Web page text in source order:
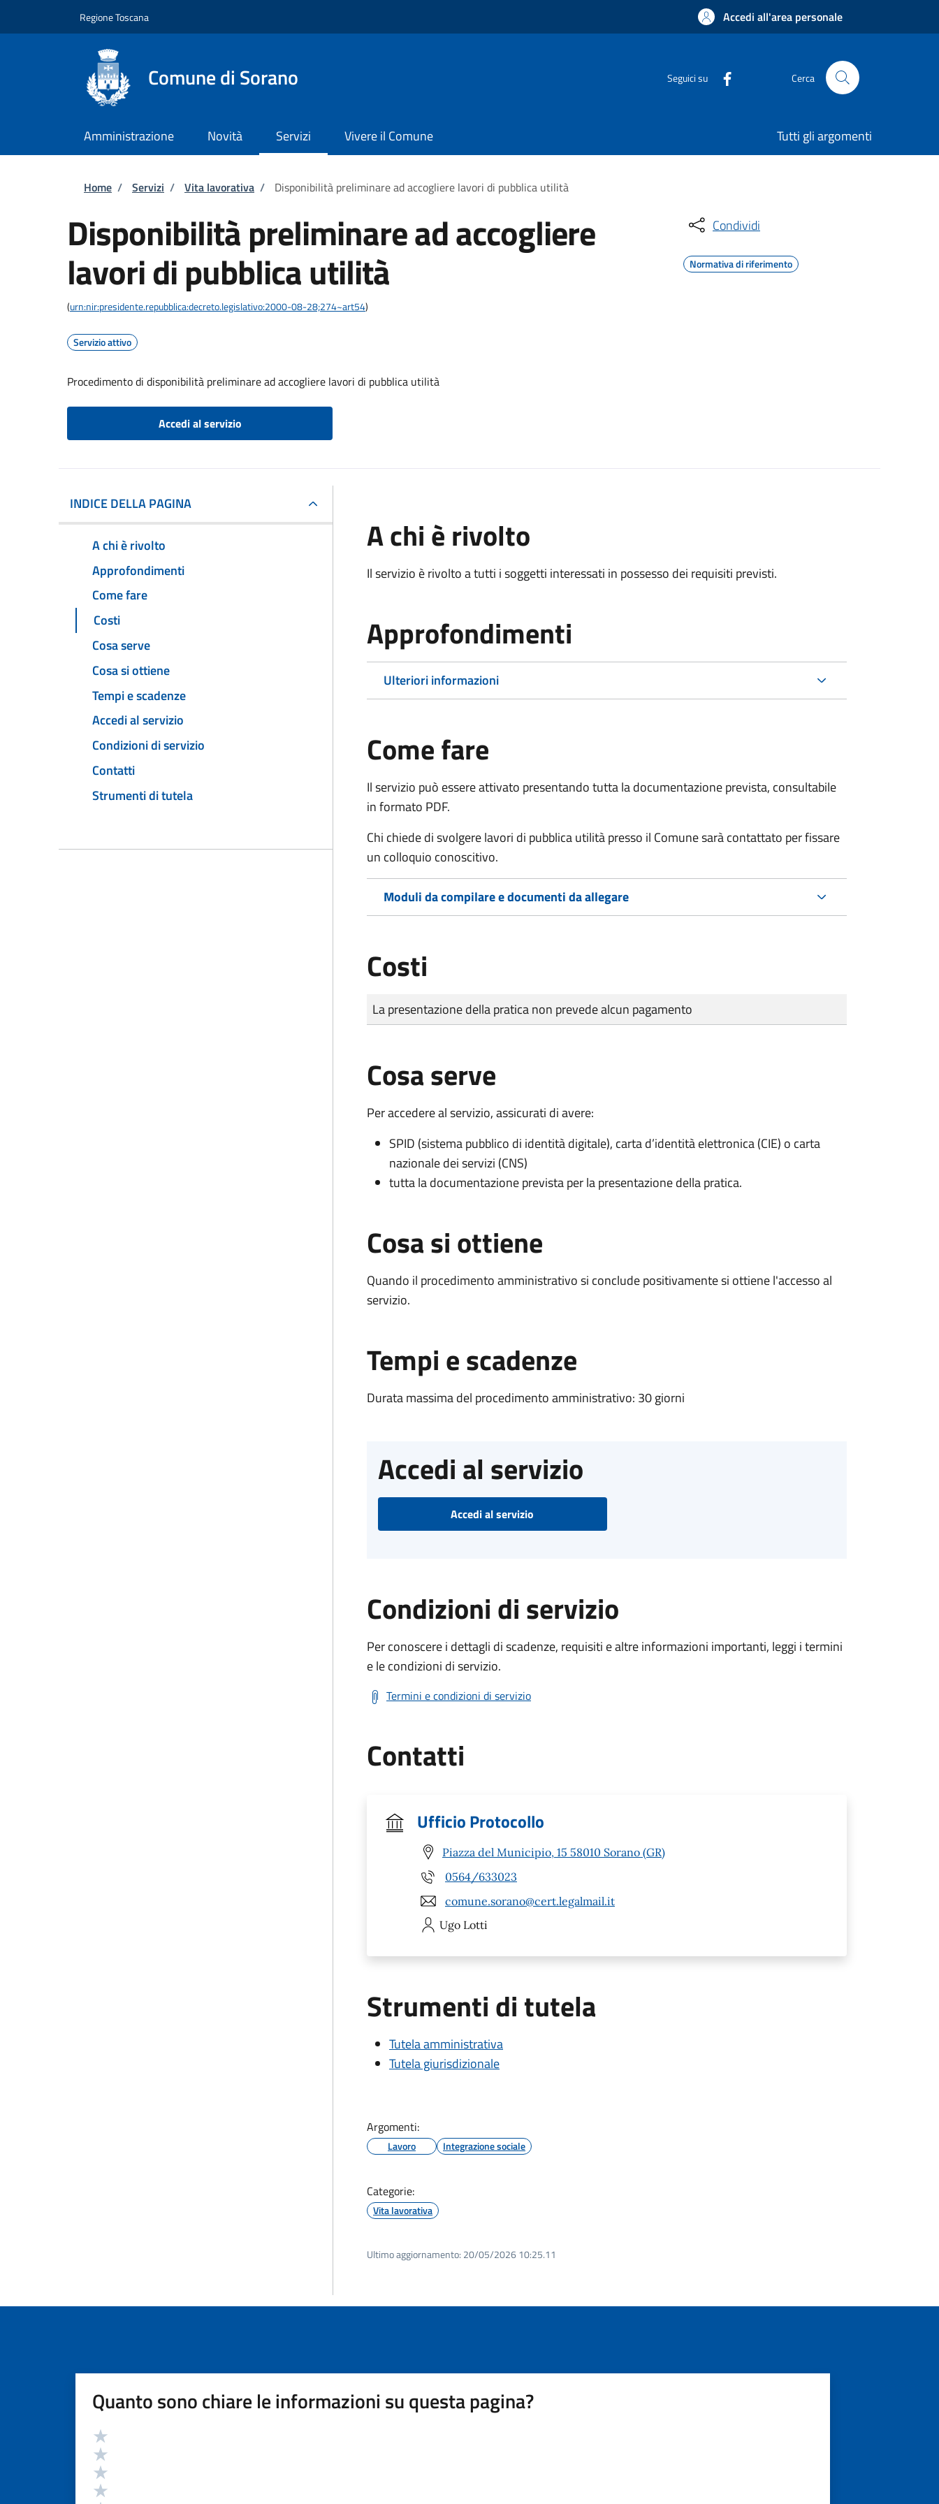
Regione Toscana Accedi all'area personale
Comune di Sorano Seguici su Cerca
Amministrazione Novità Servizi Vivere il Comune Tutti gli argomenti
Briciole di pane
Home / Servizi / Vita lavorativa / Disponibilità preliminare ad accogliere lavori di pubblica utilità
Disponibilità preliminare ad accogliere
lavori di pubblica utilità
(urn:nir:presidente.repubblica:decreto.legislativo:2000-08-28;274~art54)
Servizio attivo
Procedimento di disponibilità preliminare ad accogliere lavori di pubblica utilità
Accedi al servizio
Condividi
Normativa di riferimento
INDICE DELLA PAGINA
A chi è rivolto
Approfondimenti
Come fare
Costi
Cosa serve
Cosa si ottiene
Tempi e scadenze
Accedi al servizio
Condizioni di servizio
Contatti
Strumenti di tutela
A chi è rivolto
Il servizio è rivolto a tutti i soggetti interessati in possesso dei requisiti previsti.
Approfondimenti
Ulteriori informazioni
Come fare
Il servizio può essere attivato presentando tutta la documentazione prevista, consultabile
in formato PDF.
Chi chiede di svolgere lavori di pubblica utilità presso il Comune sarà contattato per fissare
un colloquio conoscitivo.
Moduli da compilare e documenti da allegare
Costi
Tipo di pagamento
Importo
La presentazione della pratica non prevede alcun pagamento
Cosa serve
Per accedere al servizio, assicurati di avere:
SPID (sistema pubblico di identità digitale), carta d’identità elettronica (CIE) o carta
nazionale dei servizi (CNS)
tutta la documentazione prevista per la presentazione della pratica.
Cosa si ottiene
Quando il procedimento amministrativo si conclude positivamente si ottiene l'accesso al
servizio.
Tempi e scadenze
Durata massima del procedimento amministrativo: 30 giorni
Accedi al servizio
Accedi al servizio
Condizioni di servizio
Per conoscere i dettagli di scadenze, requisiti e altre informazioni importanti, leggi i termini
e le condizioni di servizio.
Termini e condizioni di servizio
Contatti
Ufficio Protocollo
Piazza del Municipio, 15 58010 Sorano (GR)
0564/633023
comune.sorano@cert.legalmail.it
Ugo Lotti
Strumenti di tutela
Tutela amministrativa
Tutela giurisdizionale
Argomenti:
Lavoro Integrazione sociale
Categorie:
Vita lavorativa
Ultimo aggiornamento: 20/05/2026 10:25.11
Quanto sono chiare le informazioni su questa pagina?
Valutazione